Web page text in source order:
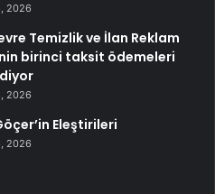
2026
Temizlik ve İlan Reklam
birinci taksit ödemeleri
2026
Eleştirileri
2026